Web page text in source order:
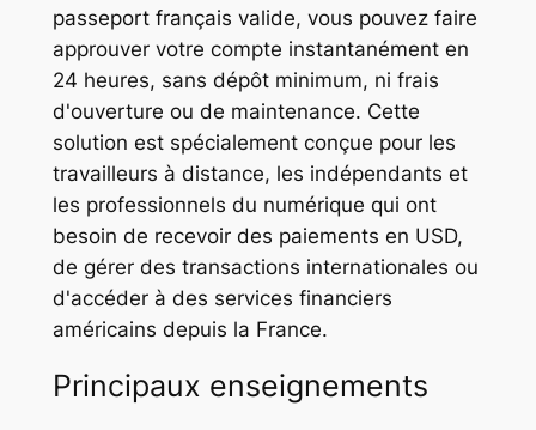
passeport français valide, vous pouvez faire
approuver votre compte instantanément en
24 heures, sans dépôt minimum, ni frais
d'ouverture ou de maintenance. Cette
solution est spécialement conçue pour les
travailleurs à distance, les indépendants et
les professionnels du numérique qui ont
besoin de recevoir des paiements en USD,
de gérer des transactions internationales ou
d'accéder à des services financiers
américains depuis la France.
Principaux enseignements